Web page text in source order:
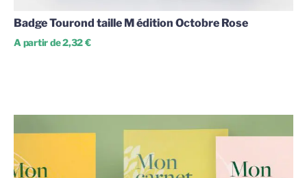
Badge Tourond taille M édition Octobre Rose
A partir de 2,32 €